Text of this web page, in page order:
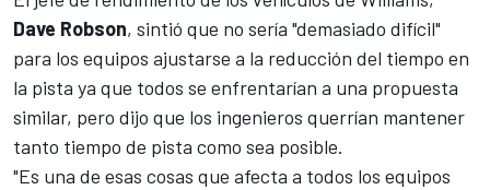
Dave Robson, sintió que no sería "demasiado difícil"
para los equipos ajustarse a la reducción del tiempo en
la pista ya que todos se enfrentarían a una propuesta
similar, pero dijo que los ingenieros querrían mantener
tanto tiempo de pista como sea posible.
"Es una de esas cosas que afecta a todos los equipos